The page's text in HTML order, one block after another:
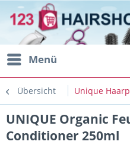
Menü
Übersicht Unique
UNIQUE Organic
Conditioner 250ml